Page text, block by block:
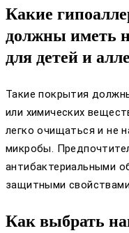
Какие
должны иметь
для детей и
Такие покрытия
или химических
легко очищаться и не
микробы.
антибактериальными
защитными
Как выбрать